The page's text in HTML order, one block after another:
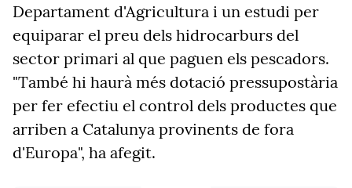
Departament d'Agricultura i un estudi per
equiparar el preu dels hidrocarburs del
sector primari al que paguen els pescadors.
"També hi haurà més dotació pressupostària
per fer efectiu el control dels productes que
arriben a Catalunya provinents de fora
d'Europa", ha afegit.